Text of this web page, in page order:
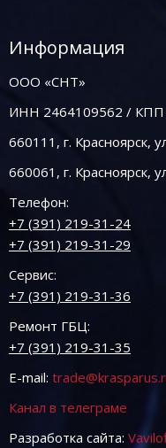
Информация
ООО «СНТ»
ИНН 2464109562 / КПП
660111, г. Красноярск,
660061, г. Красноярск,
Телефон:
+7 (391) 219-31-24
+7 (391) 219-31-29
Сервис:
+7 (391) 219-31-36
Ремонт ГБЦ:
+7 (391) 219-31-35
E-mail:
Канал в телеграме
Разработка сайта: